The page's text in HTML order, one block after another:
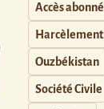
Accès abonné
Harcèlement
Ouzbékistan
Société Civile